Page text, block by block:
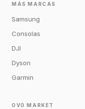
MÁS MARCAS
Samsung
Consolas
DJI
Dyson
Garmin
OVO MARKET